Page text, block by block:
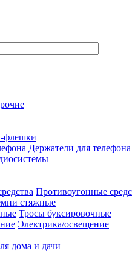
флешки
Держатели для телефона
Противоугонные
стяжные
Тросы буксировочные
Электрика/освещение
дома и дачи